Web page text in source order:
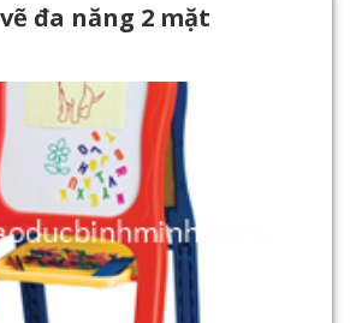
đa năng 2 mặt